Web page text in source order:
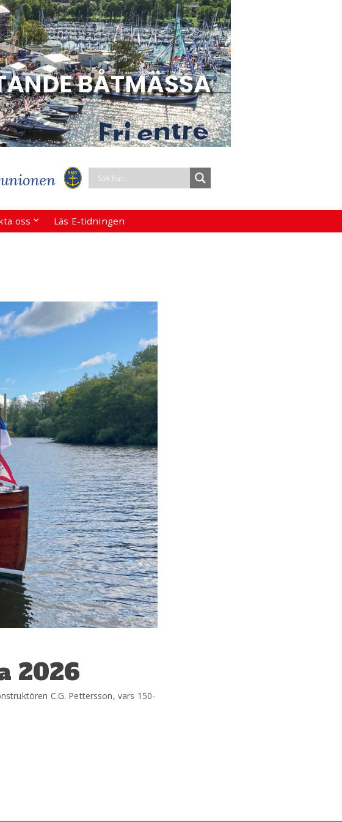
oss Läs E-tidningen
2026
C.G. Pettersson, vars 150-